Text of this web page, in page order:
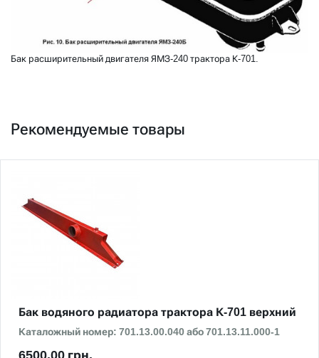
Бак расширительный двигателя ЯМЗ-240 трактора К-701.
Рекомендуемые товары
Бак водяного радиатора трактора К-701 верхний
Каталожный номер: 701.13.00.040 або 701.13.11.000-1